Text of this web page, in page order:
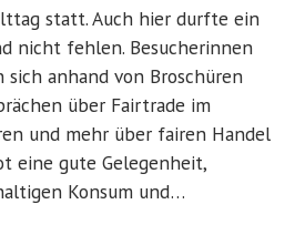
statt. Auch hier durfte ein
nicht fehlen. Besucherinnen
anhand von Broschüren
über Fairtrade im
und mehr über fairen Handel
eine gute Gelegenheit,
Konsum und…